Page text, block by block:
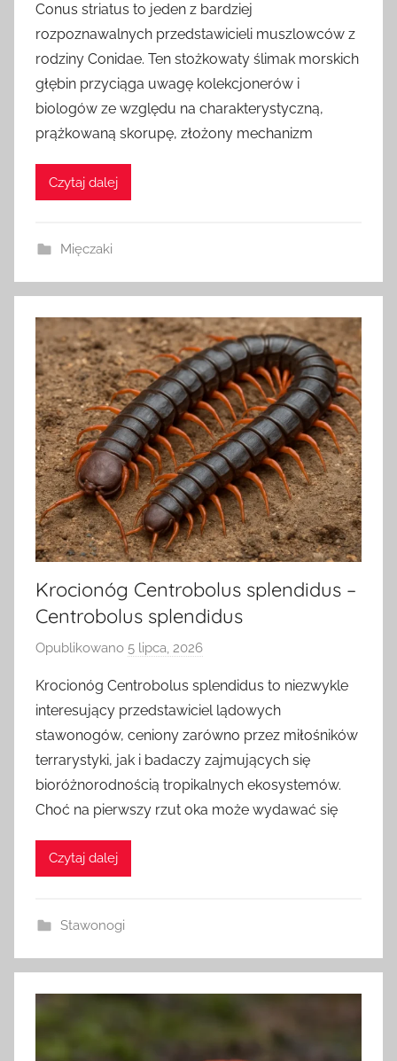
z
e
z
Conus striatus to jeden z bardziej
rozpoznawalnych przedstawicieli muszlowców z
rodziny Conidae. Ten stożkowaty ślimak morskich
głębin przyciąga uwagę kolekcjonerów i
biologów ze względu na charakterystyczną,
prążkowaną skorupę, złożony mechanizm
Czytaj dalej
Mięczaki
Krocionóg Centrobolus splendidus –
Centrobolus splendidus
Opublikowano 5 lipca, 2026
z
e
z
Krocionóg Centrobolus splendidus to niezwykle
interesujący przedstawiciel lądowych
stawonogów, ceniony zarówno przez miłośników
terrarystyki, jak i badaczy zajmujących się
bioróżnorodnością tropikalnych ekosystemów.
Choć na pierwszy rzut oka może wydawać się
Czytaj dalej
Stawonogi